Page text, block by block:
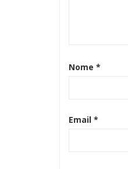
Nome *
Email *